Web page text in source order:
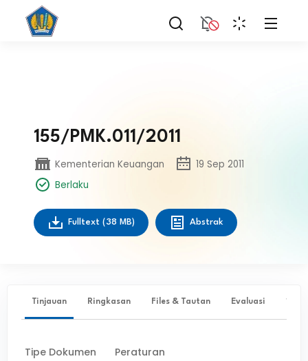
155/PMK.011/2011
Kementerian Keuangan
19 Sep 2011
Berlaku
Fulltext (38 MB) Abstrak
Tinjauan Ringkasan Files & Tautan Evaluasi ✨
Tipe Dokumen Peraturan